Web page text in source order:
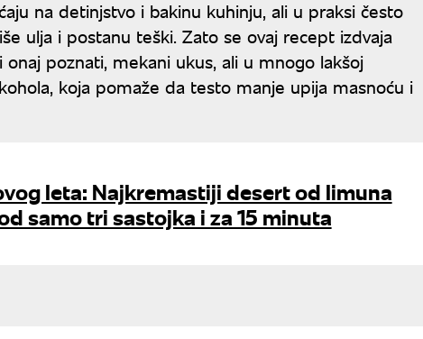
na detinjstvo i bakinu kuhinju, ali u praksi često
ulja i postanu teški. Zato se ovaj recept izdvaja
poznati, mekani ukus, ali u mnogo lakšoj
koja pomaže da testo manje upija masnoću i
leta: Najkremastiji desert od limuna
samo tri sastojka i za 15 minuta